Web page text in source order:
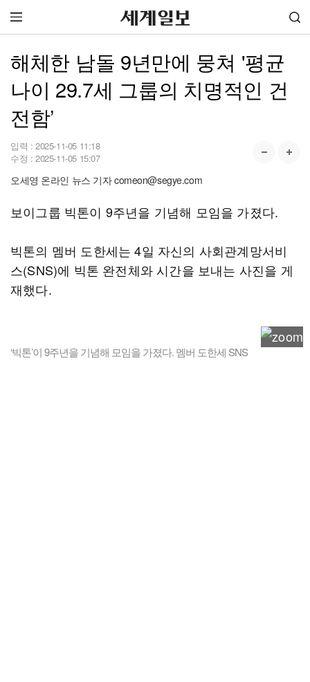
해체한 남돌 9년만에 뭉쳐 '평균
나이 29.7세 그룹의 치명적인 건
전함’
입력 : 2025-11-05 11:18
수정 : 2025-11-05 15:07
오세영 온라인 뉴스 기자 comeon@segye.com
보이그룹 빅톤이 9주년을 기념해 모임을 가졌다.
빅톤의 멤버 도한세는 4일 자신의 사회관계망서비
스(SNS)에 빅톤 완전체와 시간을 보내는 사진을 게
재했다.
‘빅톤’이 9주년을 기념해 모임을 가졌다. 멤버 도한세 SNS